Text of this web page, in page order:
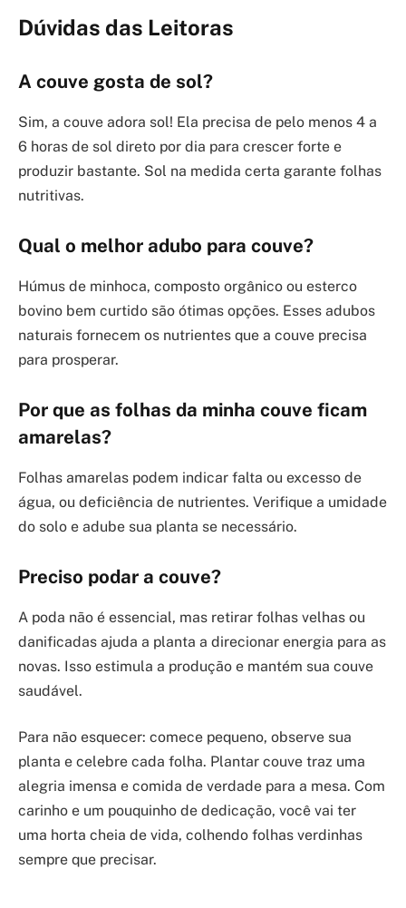
Dúvidas das Leitoras
A couve gosta de sol?
Sim, a couve adora sol! Ela precisa de pelo menos 4 a
6 horas de sol direto por dia para crescer forte e
produzir bastante. Sol na medida certa garante folhas
nutritivas.
Qual o melhor adubo para couve?
Húmus de minhoca, composto orgânico ou esterco
bovino bem curtido são ótimas opções. Esses adubos
naturais fornecem os nutrientes que a couve precisa
para prosperar.
Por que as folhas da minha couve ficam
amarelas?
Folhas amarelas podem indicar falta ou excesso de
água, ou deficiência de nutrientes. Verifique a umidade
do solo e adube sua planta se necessário.
Preciso podar a couve?
A poda não é essencial, mas retirar folhas velhas ou
danificadas ajuda a planta a direcionar energia para as
novas. Isso estimula a produção e mantém sua couve
saudável.
Para não esquecer: comece pequeno, observe sua
planta e celebre cada folha. Plantar couve traz uma
alegria imensa e comida de verdade para a mesa. Com
carinho e um pouquinho de dedicação, você vai ter
uma horta cheia de vida, colhendo folhas verdinhas
sempre que precisar.